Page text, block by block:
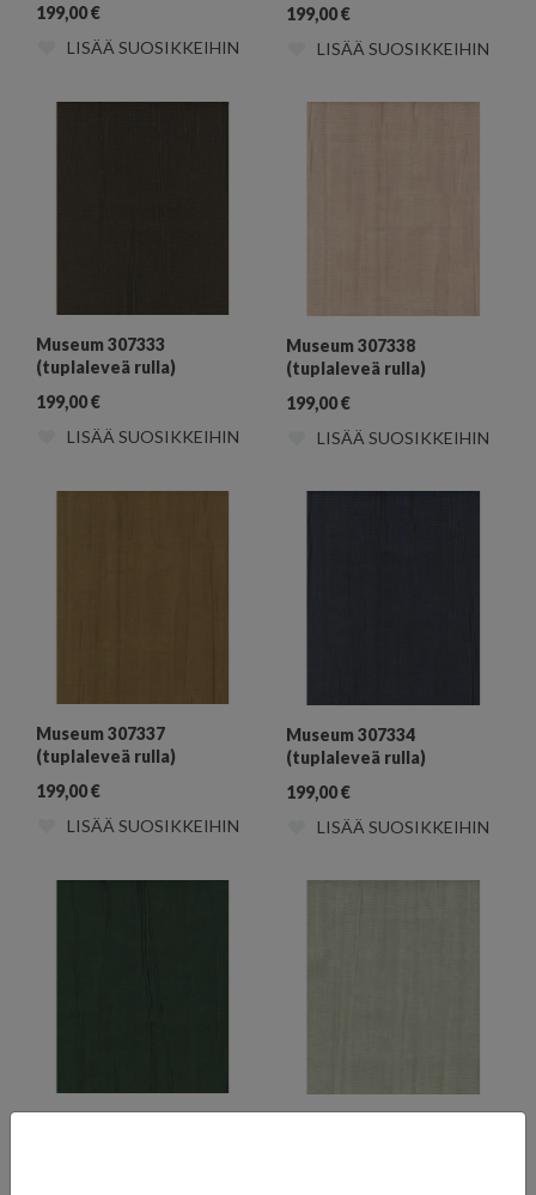
199,00€
LISÄÄ SUOSIKKEIHIN
199,00€
LISÄÄ SUOSIKKEIHIN
Museum 307333
(tuplaleveä rulla)
199,00€
LISÄÄ SUOSIKKEIHIN
Museum 307338
(tuplaleveä rulla)
199,00€
LISÄÄ SUOSIKKEIHIN
Museum 307337
(tuplaleveä rulla)
199,00€
LISÄÄ SUOSIKKEIHIN
Museum 307334
(tuplaleveä rulla)
199,00€
LISÄÄ SUOSIKKEIHIN